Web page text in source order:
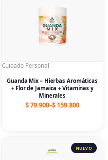
Cuidado Personal
Guanda Mix – Hierbas Aromáticas
+ Flor de Jamaica + Vitaminas y
Minerales
$79.900–$ 159.800
$ 79.900
through
$ 159.800
range:
$ 75.900